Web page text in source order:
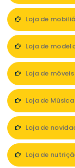
Loja de
Loja de
Loja de
Loja de Música
Loja de
Loja de